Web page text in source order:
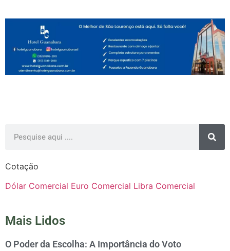
Cotação
Dólar Comercial Euro Comercial Libra Comercial
Mais Lidos
O Poder da Escolha: A Importância do Voto